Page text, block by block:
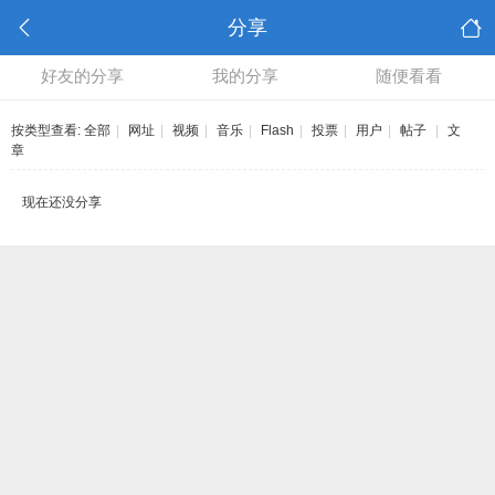
分享
好友的分享 我的分享 随便看看
按类型查看: 全部 网址 视频 音乐 Flash 投票 用户 帖子
文
章
现在还没分享